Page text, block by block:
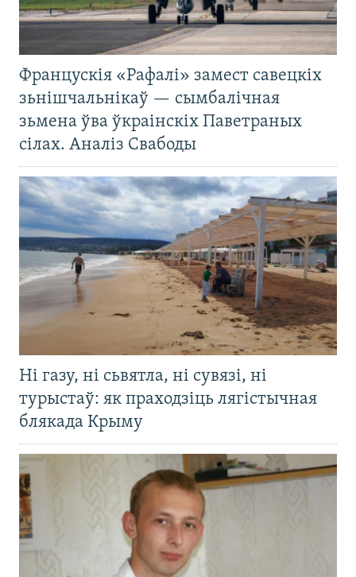
Францускія «Рафалі» замест савецкіх
зьнішчальнікаў — сымбалічная
зьмена ўва ўкраінскіх Паветраных
сілах. Аналіз Свабоды
Ні газу, ні сьвятла, ні сувязі, ні
турыстаў: як праходзіць лягістычная
блякада Крыму